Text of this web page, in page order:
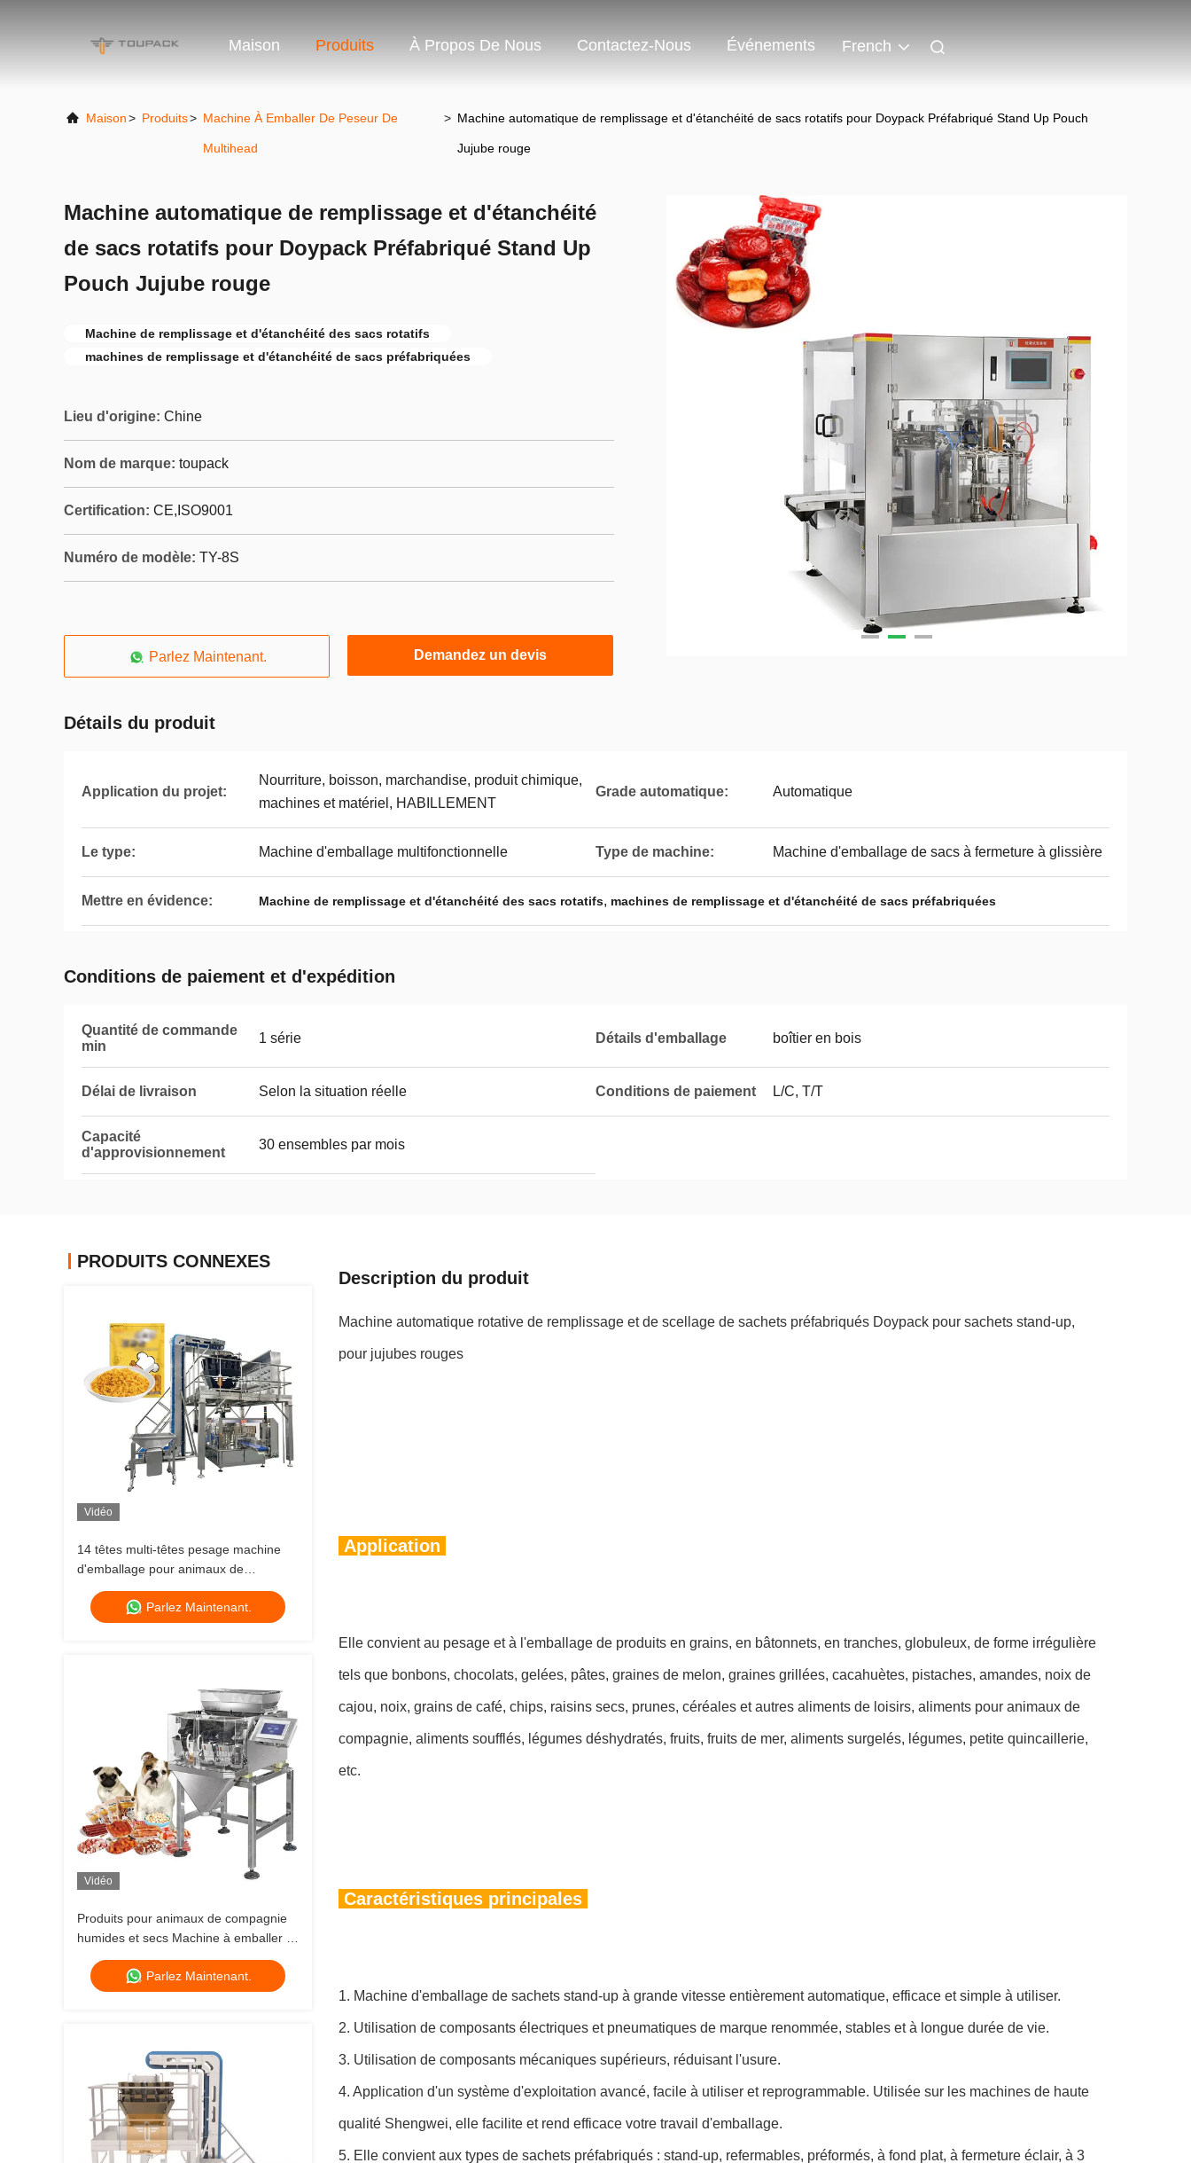
Maison Produits À Propos De Nous Contactez-Nous Événements French
Maison> Produits> Machine À Emballer De Peseur De
Multihead
> Machine automatique de remplissage et d'étanchéité de sacs rotatifs pour Doypack Préfabriqué Stand Up Pouch
Jujube rouge
Machine automatique de remplissage et d'étanchéité
de sacs rotatifs pour Doypack Préfabriqué Stand Up
Pouch Jujube rouge
Machine de remplissage et d'étanchéité des sacs rotatifs
machines de remplissage et d'étanchéité de sacs préfabriquées
Lieu d'origine: Chine
Nom de marque: toupack
Certification: CE,ISO9001
Numéro de modèle: TY-8S
Parlez Maintenant. Demandez un devis
Détails du produit
Application du projet:
Nourriture, boisson, marchandise, produit chimique,
machines et matériel, HABILLEMENT
Grade automatique: Automatique
Le type: Machine d'emballage multifonctionnelle Type de machine: Machine d'emballage de sacs à fermeture à glissière
Mettre en évidence: Machine de remplissage et d'étanchéité des sacs rotatifs, machines de remplissage et d'étanchéité de sacs préfabriquées
Conditions de paiement et d'expédition
Quantité de commande
min
1 série Détails d'emballage boîtier en bois
Délai de livraison Selon la situation réelle Conditions de paiement L/C, T/T
Capacité
d'approvisionnement
30 ensembles par mois
PRODUITS CONNEXES
Vidéo
14 têtes multi-têtes pesage machine
d'emballage pour animaux de
compagnie poisson chiot chien chat
usine de pesage alimentaire 120 g 240
g 400 g 1 kg machine d'emballage
Parlez Maintenant.
Vidéo
Produits pour animaux de compagnie
humides et secs Machine à emballer à
plusieurs têtes pour animaux de
compagnie Parlez Maintenant.
Description du produit
Machine automatique rotative de remplissage et de scellage de sachets préfabriqués Doypack pour sachets stand-up,
pour jujubes rouges
Application
Elle convient au pesage et à l'emballage de produits en grains, en bâtonnets, en tranches, globuleux, de forme irrégulière
tels que bonbons, chocolats, gelées, pâtes, graines de melon, graines grillées, cacahuètes, pistaches, amandes, noix de
cajou, noix, grains de café, chips, raisins secs, prunes, céréales et autres aliments de loisirs, aliments pour animaux de
compagnie, aliments soufflés, légumes déshydratés, fruits, fruits de mer, aliments surgelés, légumes, petite quincaillerie,
etc.
Caractéristiques principales
1. Machine d'emballage de sachets stand-up à grande vitesse entièrement automatique, efficace et simple à utiliser.
2. Utilisation de composants électriques et pneumatiques de marque renommée, stables et à longue durée de vie.
3. Utilisation de composants mécaniques supérieurs, réduisant l'usure.
4. Application d'un système d'exploitation avancé, facile à utiliser et reprogrammable. Utilisée sur les machines de haute
qualité Shengwei, elle facilite et rend efficace votre travail d'emballage.
5. Elle convient aux types de sachets préfabriqués : stand-up, refermables, préformés, à fond plat, à fermeture éclair, à 3